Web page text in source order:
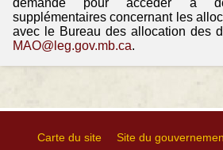
supplémentaires concernant les
avec le Bureau des allocation des
MAO@leg.gov.mb.ca.
Carte du site Site du